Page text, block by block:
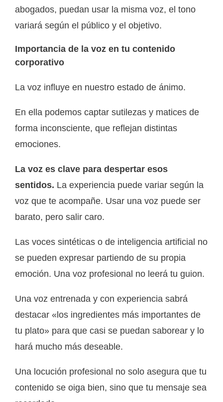
abogados, puedan usar la misma voz, el tono
variará según el público y el objetivo.
Importancia de la voz en tu contenido
corporativo
La voz influye en nuestro estado de ánimo.
En ella podemos captar sutilezas y matices de
forma inconsciente, que reflejan distintas
emociones.
La voz es clave para despertar esos
sentidos. La experiencia puede variar según la
voz que te acompañe. Usar una voz puede ser
barato, pero salir caro.
Las voces sintéticas o de inteligencia artificial no
se pueden expresar partiendo de su propia
emoción. Una voz profesional no leerá tu guion.
Una voz entrenada y con experiencia sabrá
destacar «los ingredientes más importantes de
tu plato» para que casi se puedan saborear y lo
hará mucho más deseable.
Una locución profesional no solo asegura que tu
contenido se oiga bien, sino que tu mensaje sea